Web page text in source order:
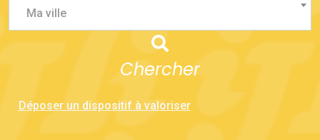
Ma ville
Chercher
Déposer un dispositif à valoriser